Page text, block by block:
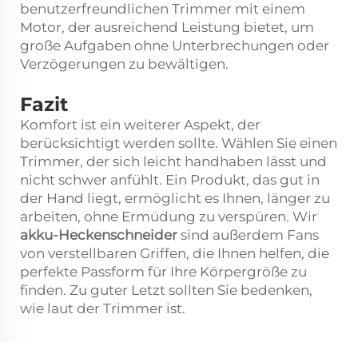
benutzerfreundlichen Trimmer mit einem
Motor, der ausreichend Leistung bietet, um
große Aufgaben ohne Unterbrechungen oder
Verzögerungen zu bewältigen.
Fazit
Komfort ist ein weiterer Aspekt, der
berücksichtigt werden sollte. Wählen Sie einen
Trimmer, der sich leicht handhaben lässt und
nicht schwer anfühlt. Ein Produkt, das gut in
der Hand liegt, ermöglicht es Ihnen, länger zu
arbeiten, ohne Ermüdung zu verspüren. Wir
akku-Heckenschneider sind außerdem Fans
von verstellbaren Griffen, die Ihnen helfen, die
perfekte Passform für Ihre Körpergröße zu
finden. Zu guter Letzt sollten Sie bedenken,
wie laut der Trimmer ist.